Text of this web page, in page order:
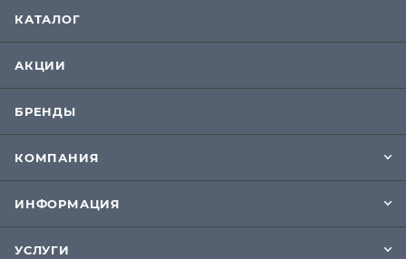
КАТАЛОГ
АКЦИИ
БРЕНДЫ
КОМПАНИЯ
ИНФОРМАЦИЯ
УСЛУГИ